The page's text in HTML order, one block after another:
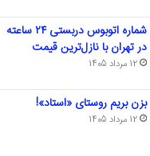
شماره اتوبوس دربستی ۲۴ ساعته
در تهران با نازل‌ترین قیمت
12 مرداد 1405
بزن بریم روستای «استاد»!
12 مرداد 1405